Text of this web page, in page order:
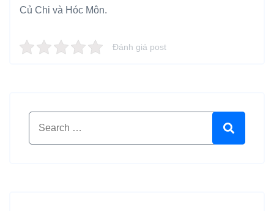
Củ Chi và Hóc Môn.
Đánh giá post